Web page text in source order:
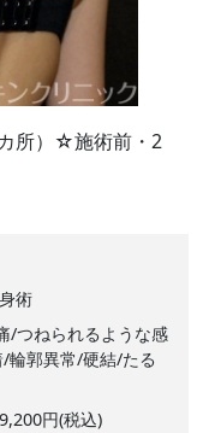
所）☆施術前・2
術
/つねられるような感
輪郭異常/硬結/たる
円(税込)